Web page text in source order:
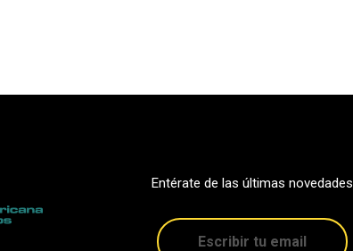
Entérate de las últimas novedades